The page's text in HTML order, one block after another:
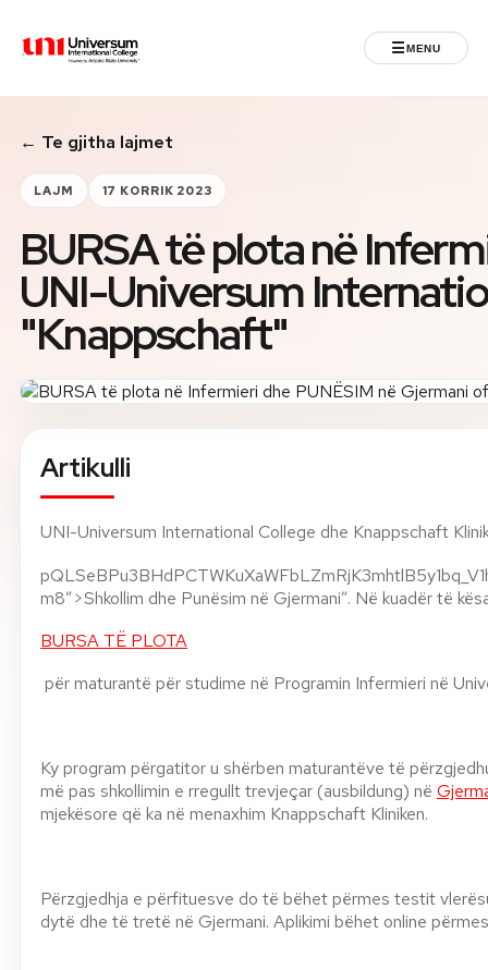
Universum University ☰MENU
MENU
Ballina
Regjistrimet
Programet
Jeta Studentore
Fuqizuar nga ASU
Rreth nesh
Lajme
Kontakti
GJUHA
UMS Staff
UMS Students
← Te gjitha lajmet
LAJM 17 KORRIK 2023
BURSA të plota në
UNI-Universum
"Knappschaft"
Artikulli
UNI-Universum International College dhe Knappschaft
m8″>Shkollim dhe Punësim në Gjermani”. Në kuadër të
BURSA TË PLOTA
për maturantë për studime në Programin Infermieri në
Ky program përgatitor u shërben maturantëve të
më pas shkollimin e rregullt trevjeçar (ausbildung) në
mjekësore që ka në menaxhim Knappschaft Kliniken.
Përzgjedhja e përfituesve do të bëhet përmes testit
dytë dhe të tretë në Gjermani. Aplikimi bëhet online